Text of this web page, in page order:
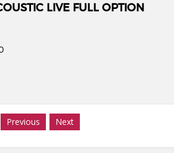
LIVE FULL OPTION
Previous Next